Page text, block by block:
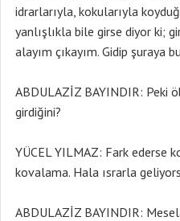
idrarlarıyla, kokularıyla
yanlışlıkla bile girse diyor ki;
alayım çıkayım. Gidip şuraya
ABDULAZİZ BAYINDIR: Peki
girdiğini?
YÜCEL YILMAZ: Fark ederse
kovalama. Hala ısrarla
ABDULAZİZ BAYINDIR: